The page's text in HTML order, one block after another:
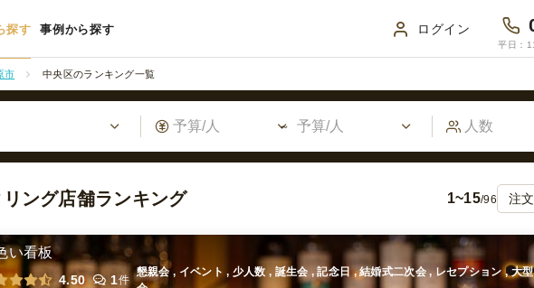
探す 事例から探す ログイン
平日：
市 中央区のランキング一覧
ング店舗ランキング 1~15/96
い看板
4.50 1件
懇親会 , イベント , 少人数 , 誕生会 , 記念日 , 結婚式二次会 , レセプション , 大